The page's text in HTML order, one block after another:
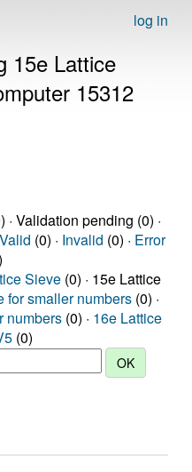
log in
15e Lattice
15312
· Validation pending (0) ·
Valid (0) · Invalid (0) · Error
Sieve (0) · 15e Lattice
for smaller numbers (0) ·
numbers (0) · 16e Lattice
(0)